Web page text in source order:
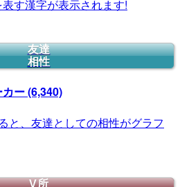
す漢字が表示されます!
友達
相性
ー(6,340)
と、友達としての相性がグラフ
V所